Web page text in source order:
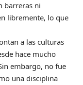
barreras ni
libremente, lo que
a las culturas
hace mucho
embargo, no fue
una disciplina